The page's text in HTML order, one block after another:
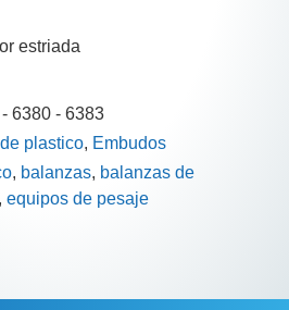
estriada
6380 - 6383
plastico, Embudos
, balanzas, balanzas de
equipos de pesaje
adicional